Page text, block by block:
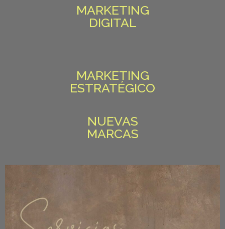
MARKETING
DIGITAL
MARKETING
ESTRATÉGICO
NUEVAS
MARCAS